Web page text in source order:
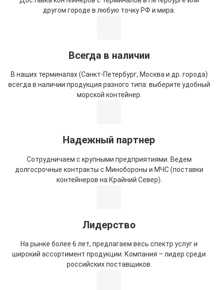
другом городе в любую точку РФ и мира.
Всегда в наличии
В наших терминалах (Санкт-Петербург, Москва и др. города)
всегда в наличии продукция разного типа: выберите удобный
морской контейнер.
Надежный партнер
Сотрудничаем с крупными предприятиями. Ведем
долгосрочные контракты с Минобороны и МЧС (поставки
контейнеров на Крайний Север).
Лидерство
На рынке более 6 лет, предлагаем весь спектр услуг и
широкий ассортимент продукции. Компания – лидер среди
российских поставщиков.